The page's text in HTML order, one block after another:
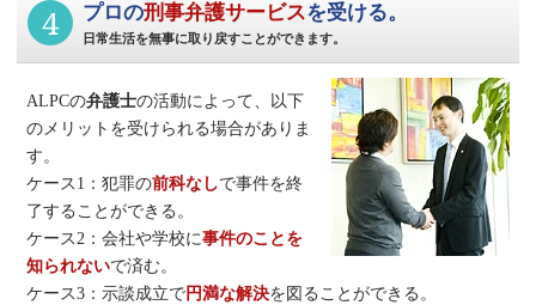
4 プロの刑事弁護サービスを受ける。
日常生活を無事に取り戻すことができます。
ALPCの弁護士の活動によって、以下
のメリットを受けられる場合がありま
す。
ケース1：犯罪の前科なしで事件を終
了することができる。
ケース2：会社や学校に事件のことを
知られないで済む。
ケース3：示談成立で円満な解決を図ることができる。